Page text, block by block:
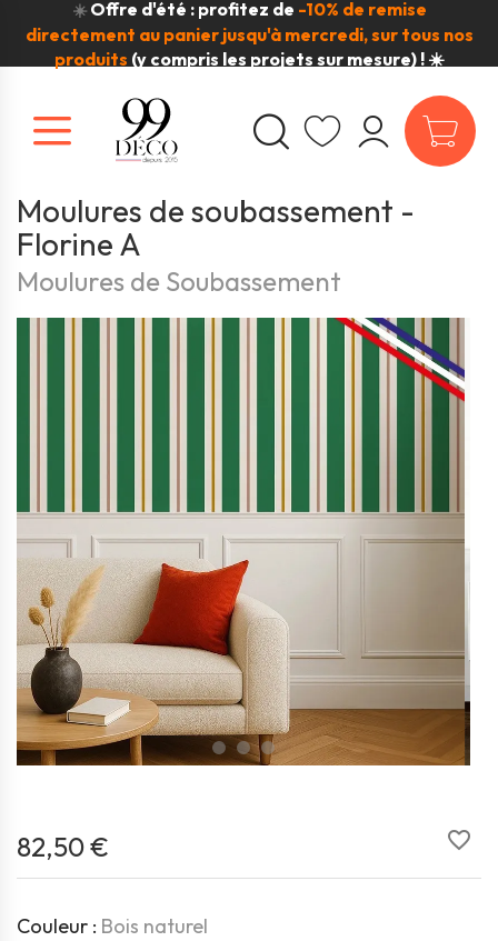
☀️ Offre d'été : profitez de -10% de remise
directement au panier jusqu'à mercredi, sur tous nos
produits (y compris les projets sur mesure) ! ☀️
Moulures de soubassement -
Florine A
Moulures de Soubassement
favorite_border
82,50 €
Couleur : Bois naturel